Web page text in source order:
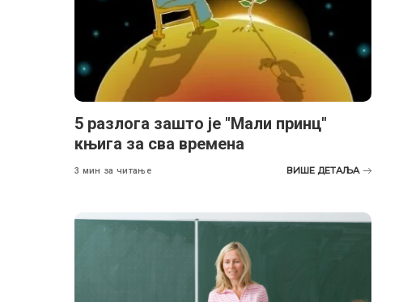
5 разлога зашто је "Мали принц"
књига за сва времена
3 мин за читање ВИШЕ ДЕТАЉА